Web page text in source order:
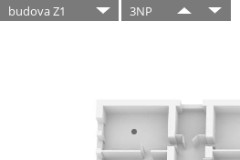
budova Z1 3NP